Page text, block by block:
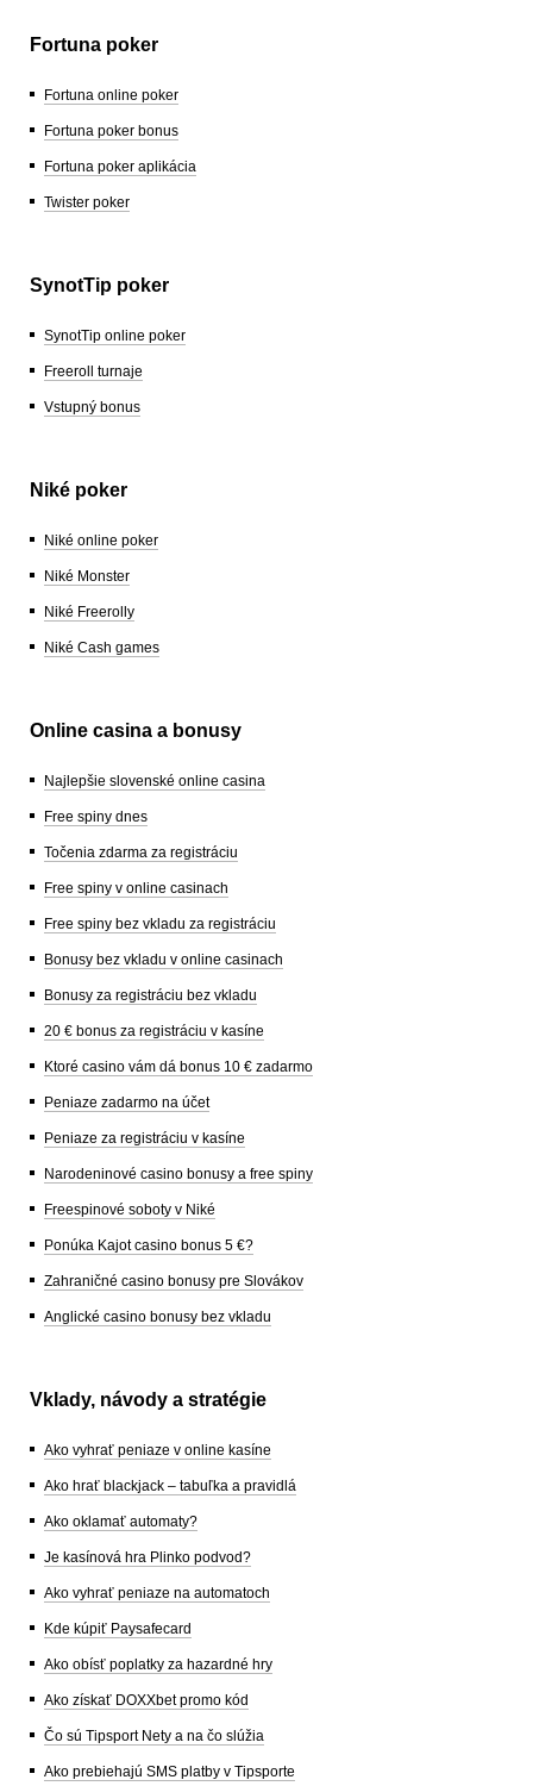
Fortuna poker
Fortuna online poker
Fortuna poker bonus
Fortuna poker aplikácia
Twister poker
SynotTip poker
SynotTip online poker
Freeroll turnaje
Vstupný bonus
Niké poker
Niké online poker
Niké Monster
Niké Freerolly
Niké Cash games
Online casina a bonusy
Najlepšie slovenské online casina
Free spiny dnes
Točenia zdarma za registráciu
Free spiny v online casinach
Free spiny bez vkladu za registráciu
Bonusy bez vkladu v online casinach
Bonusy za registráciu bez vkladu
20 € bonus za registráciu v kasíne
Ktoré casino vám dá bonus 10 € zadarmo
Peniaze zadarmo na účet
Peniaze za registráciu v kasíne
Narodeninové casino bonusy a free spiny
Freespinové soboty v Niké
Ponúka Kajot casino bonus 5 €?
Zahraničné casino bonusy pre Slovákov
Anglické casino bonusy bez vkladu
Vklady, návody a stratégie
Ako vyhrať peniaze v online kasíne
Ako hrať blackjack – tabuľka a pravidlá
Ako oklamať automaty?
Je kasínová hra Plinko podvod?
Ako vyhrať peniaze na automatoch
Kde kúpiť Paysafecard
Ako obísť poplatky za hazardné hry
Ako získať DOXXbet promo kód
Čo sú Tipsport Nety a na čo slúžia
Ako prebiehajú SMS platby v Tipsporte